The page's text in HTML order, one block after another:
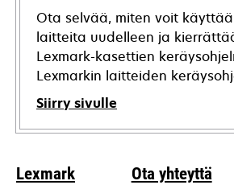
Ota selvää, miten voit
laitteita uudelleen ja
Lexmark-kasettien
Lexmarkin laitteiden
Siirry sivulle
Lexmark Ota yhteyttä